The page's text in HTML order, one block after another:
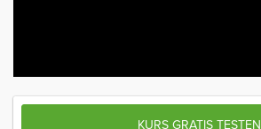
KURS GRATIS TESTEN